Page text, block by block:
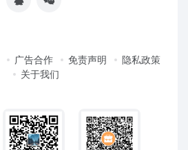
广告合作 免责声明
隐私政策
关于我们